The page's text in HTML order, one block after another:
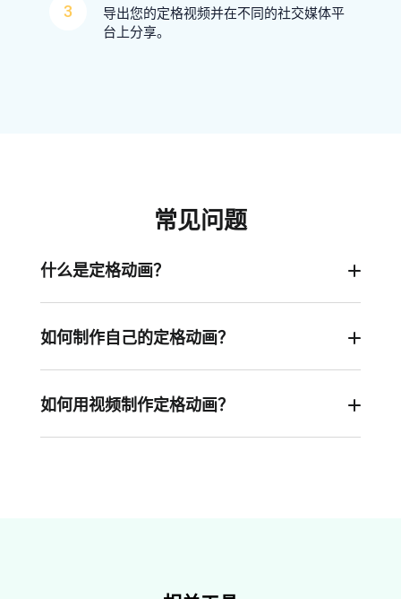
3
导出您的定格视频并在不同的社交媒体平
台上分享。
常见问题
什么是定格动画？
顺序排列照片进行播放以产生运动的错觉。
如何制作自己的定格动画？
后轻微移动拍摄对象再次拍照，反复持续这一流
如何用视频制作定格动画？